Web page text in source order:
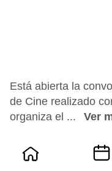
Está abierta la
de Cine realizado
organiza el ...
Ver